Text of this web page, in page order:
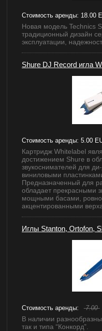
Стоимость аренды: 18.00
Новая модель Technics
традиционный дизайн
эксплуатации,
Shure DJ Record игла
Стоимость аренды: 5.00
Картридж Whitelabel
достижением Shure в
звукоснимателей для
виниловыми
Предназначенный для
обладает прекрасными
мощными басами,
акцентированными
Иглы Stanton, Ortofon,
Стоимость аренды: 7.00
В наличии
так и типа “Конкорд”.